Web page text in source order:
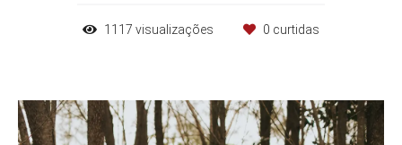
1117 visualizações 0 curtidas